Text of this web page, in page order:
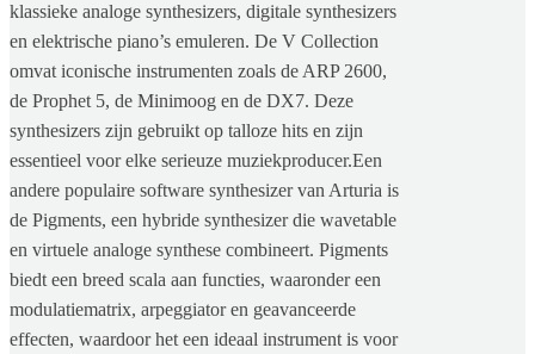
klassieke analoge synthesizers, digitale synthesizers
en elektrische piano’s emuleren. De V Collection
omvat iconische instrumenten zoals de ARP 2600,
de Prophet 5, de Minimoog en de DX7. Deze
synthesizers zijn gebruikt op talloze hits en zijn
essentieel voor elke serieuze muziekproducer.Een
andere populaire software synthesizer van Arturia is
de Pigments, een hybride synthesizer die wavetable
en virtuele analoge synthese combineert. Pigments
biedt een breed scala aan functies, waaronder een
modulatiematrix, arpeggiator en geavanceerde
effecten, waardoor het een ideaal instrument is voor